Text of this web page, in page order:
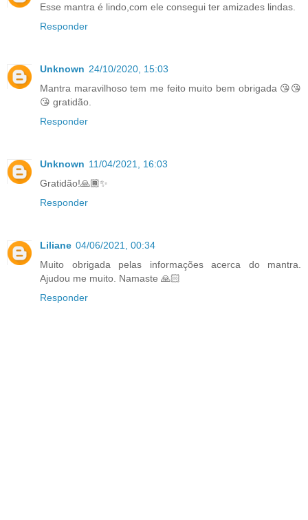
Esse mantra é lindo,com ele consegui ter amizades lindas.
Responder
Unknown 24/10/2020, 15:03
Mantra maravilhoso tem me feito muito bem obrigada 😘😘
😘 gratidão.
Responder
Unknown 11/04/2021, 16:03
Gratidão!🙏🏾✨
Responder
Liliane 04/06/2021, 00:34
Muito obrigada pelas informações acerca do mantra.
Ajudou me muito. Namaste 🙏🏻
Responder